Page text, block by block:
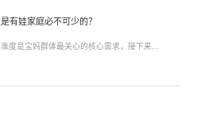
有娃家庭必不可少的？
度是宝妈群体最关心的核心需求，接下来
冲奶、85℃泡辅食、100℃沸水冲泡茶饮一键切